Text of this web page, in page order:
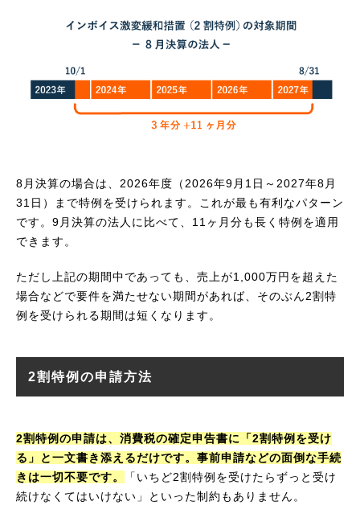
8月決算の場合は、2026年度（2026年9月1日～2027年8月
31日）まで特例を受けられます。これが最も有利なパターン
です。9月決算の法人に比べて、11ヶ月分も長く特例を適用
できます。
ただし上記の期間中であっても、売上が1,000万円を超えた
場合などで要件を満たせない期間があれば、そのぶん2割特
例を受けられる期間は短くなります。
2割特例の申請方法
2割特例の申請は、消費税の確定申告書に「2割特例を受け
る」と一文書き添えるだけです。事前申請などの面倒な手続
きは一切不要です。
「いちど2割特例を受けたらずっと受け
続けなくてはいけない」といった制約もありません。